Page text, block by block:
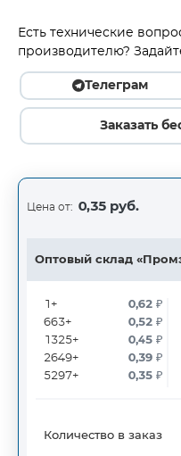
Есть технические
производителю?
Телеграм
Заказать
Цена от: 0,35 руб.
Оптовый склад
1+
663+
1325+
2649+
5297+
0,62₽
0,52₽
0,45₽
0,39₽
0,35₽
Количество в заказ